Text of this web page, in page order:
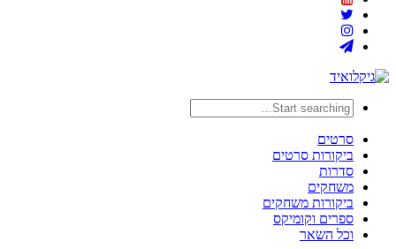
סרטים
ביקורות סרטים
סדרות
משחקים
ביקורות משחקים
ספרים וקומיקס
וכל השאר